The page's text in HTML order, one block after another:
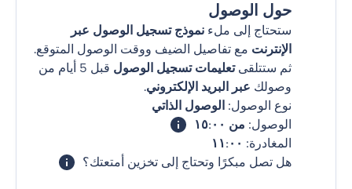
حول الوصول
ستحتاج إلى ملء نموذج تسجيل الوصول عبر
الإنترنت مع تفاصيل الضيف ووقت الوصول المتوقع.
ثم ستتلقىتعليمات تسجيل الوصول
قبل 5 أيام من
وصولك عبر البريد الإلكتروني.
نوع الوصول: الوصول الذاتي
الوصول: من ١٥:٠٠
المغادرة: ١١:٠٠
هل تصل مبكرًا وتحتاج إلى تخزين أمتعتك؟